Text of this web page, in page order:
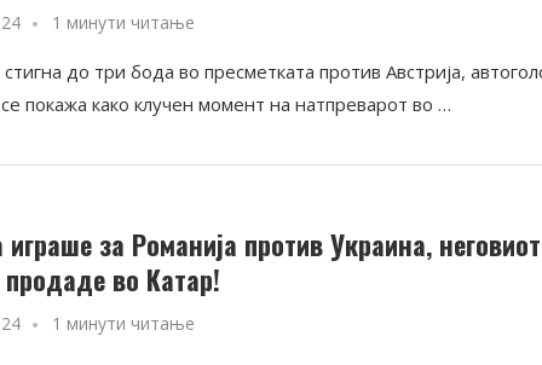
1 минути читање
до три бода во пресметката против Австрија,
покажа како клучен момент на натпреварот во …
за Романија против Украина, неговиот
продаде во Катар!
1 минути читање